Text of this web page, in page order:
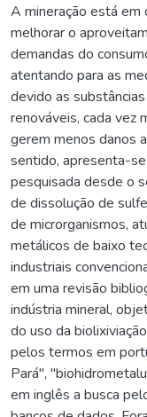
A mineração está em
melhorar o
demandas do
atentando para as
devido as
renováveis, cada vez
gerem menos danos
sentido, apresenta-
pesquisada desde o
de dissolução de
de microrganismos,
metálicos de baixo
industriais
em uma revisão
indústria mineral,
do uso da
pelos termos em
Pará",
em inglês a busca